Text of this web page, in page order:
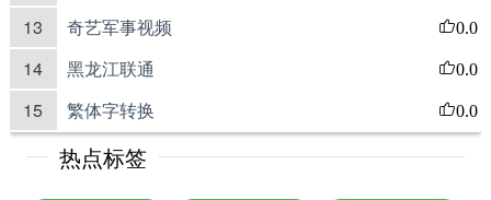
13 奇艺军事视频 0.0
14 黑龙江联通 0.0
15 繁体字转换 0.0
热点标签